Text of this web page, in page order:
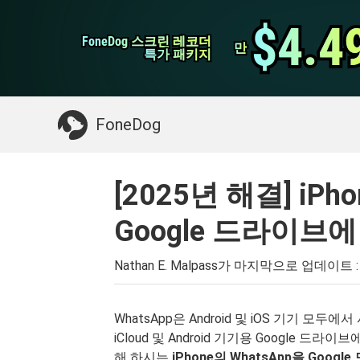
FoneDog 스크린 레코더
FoneDog 스크린 레코더
특가 패키지
특가 패키지 만
만
FoneDog
iPhone 클리너
필요한 것 : Mac 정리
[2025년 해결]
Google 드라이브
Nathan E. Malpass가 마지막으로 업데이트
WhatsApp은 Android 및 iOS 기기 모두에
iCloud 및 Android 기기용 Google 드라이